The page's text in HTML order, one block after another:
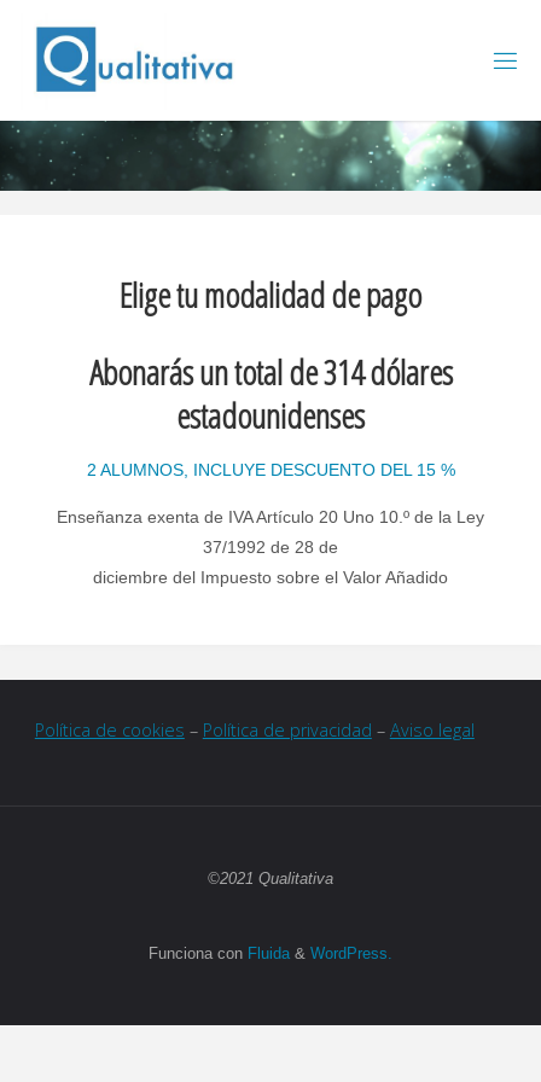
contenido
Elige tu modalidad de pago
Abonarás un total de 314 dólares
estadounidenses
2 ALUMNOS, INCLUYE DESCUENTO DEL 15 %
Enseñanza exenta de IVA Artículo 20 Uno 10.º de la Ley
37/1992 de 28 de
diciembre del Impuesto sobre el Valor Añadido
Política de cookies – Política de privacidad – Aviso legal
©2021 Qualitativa
Funciona con Fluida & WordPress.